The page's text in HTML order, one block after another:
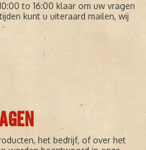
to 16:00 klaar om uw vragen
kunt u uiteraard mailen, wij
het bedrijf, of over het